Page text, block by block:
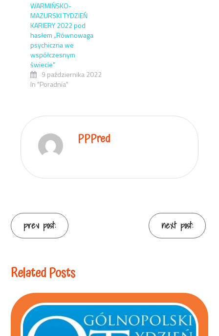
WARMIŃSKO-
MAZURSKI TYDZIEŃ
KARIERY 2022 pod
hasłem „Równowaga
psychiczna we
współczesnym
świecie”
9 października 2022
In "Poradnia"
PPPred
prev post: next post:
Related Posts